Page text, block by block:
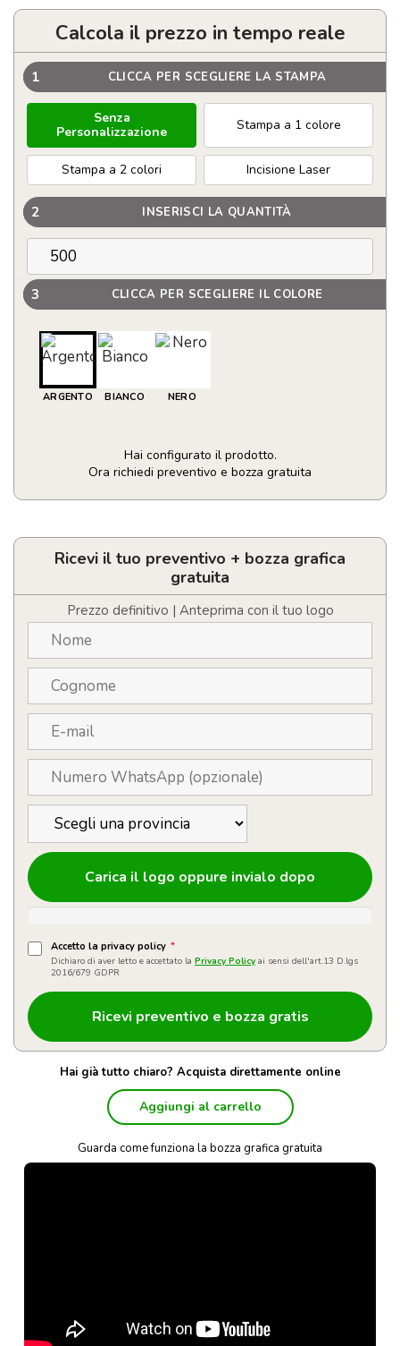
Calcola il prezzo in tempo reale
1 CLICCA PER SCEGLIERE LA STAMPA
Senza
Personalizzazione
Stampa a 1 colore
Stampa a 2 colori Incisione Laser
2 INSERISCI LA QUANTITÀ
3 CLICCA PER SCEGLIERE IL COLORE
ARGENTO BIANCO NERO
Hai configurato il prodotto.
Ora richiedi preventivo e bozza gratuita
Borraccia
personalizzabile
quantità
Ricevi il tuo preventivo + bozza grafica
gratuita
Prezzo definitivo | Anteprima con il tuo logo
Carica il logo oppure invialo dopo
Accetto la privacy policy *
Dichiaro di aver letto e accettato la Privacy Policy ai sensi dell'art.13 D.lgs
2016/679 GDPR
Hai già tutto chiaro? Acquista direttamente online
Aggiungi al carrello
Guarda come funziona la bozza grafica gratuita